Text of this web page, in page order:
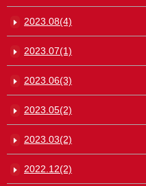
2023.08(4)
2023.07(1)
2023.06(3)
2023.05(2)
2023.03(2)
2022.12(2)